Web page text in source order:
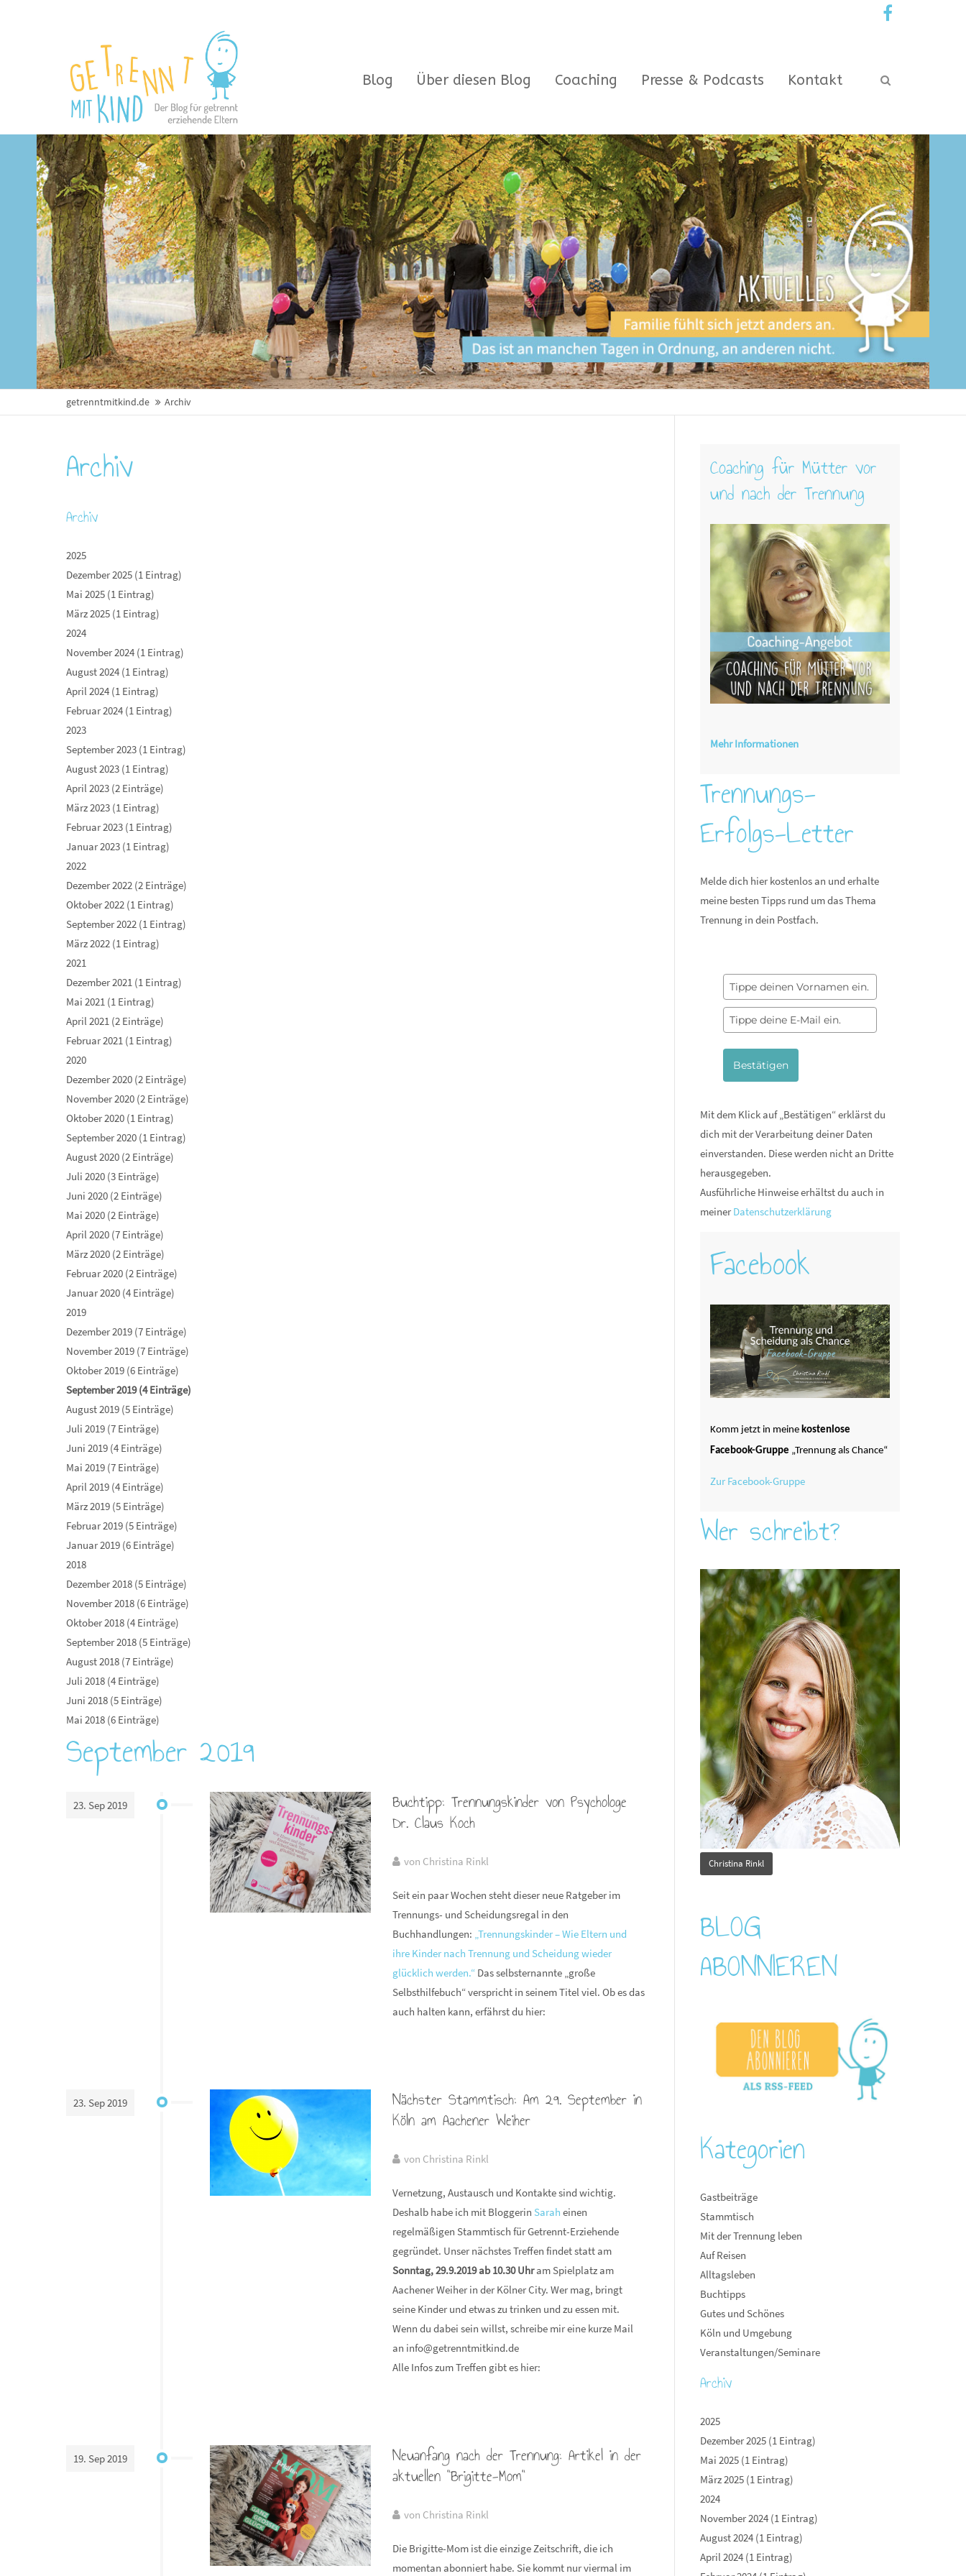
Blog Über diesen Blog Coaching Presse & Podcasts Kontakt
getrenntmitkind.de Archiv
Archiv
Archiv
2025
Dezember 2025 (1 Eintrag)
Mai 2025 (1 Eintrag)
März 2025 (1 Eintrag)
2024
November 2024 (1 Eintrag)
August 2024 (1 Eintrag)
April 2024 (1 Eintrag)
Februar 2024 (1 Eintrag)
2023
September 2023 (1 Eintrag)
August 2023 (1 Eintrag)
April 2023 (2 Einträge)
März 2023 (1 Eintrag)
Februar 2023 (1 Eintrag)
Januar 2023 (1 Eintrag)
2022
Dezember 2022 (2 Einträge)
Oktober 2022 (1 Eintrag)
September 2022 (1 Eintrag)
März 2022 (1 Eintrag)
2021
Dezember 2021 (1 Eintrag)
Mai 2021 (1 Eintrag)
April 2021 (2 Einträge)
Februar 2021 (1 Eintrag)
2020
Dezember 2020 (2 Einträge)
November 2020 (2 Einträge)
Oktober 2020 (1 Eintrag)
September 2020 (1 Eintrag)
August 2020 (2 Einträge)
Juli 2020 (3 Einträge)
Juni 2020 (2 Einträge)
Mai 2020 (2 Einträge)
April 2020 (7 Einträge)
März 2020 (2 Einträge)
Februar 2020 (2 Einträge)
Januar 2020 (4 Einträge)
2019
Dezember 2019 (7 Einträge)
November 2019 (7 Einträge)
Oktober 2019 (6 Einträge)
September 2019 (4 Einträge)
August 2019 (5 Einträge)
Juli 2019 (7 Einträge)
Juni 2019 (4 Einträge)
Mai 2019 (7 Einträge)
April 2019 (4 Einträge)
März 2019 (5 Einträge)
Februar 2019 (5 Einträge)
Januar 2019 (6 Einträge)
2018
Dezember 2018 (5 Einträge)
November 2018 (6 Einträge)
Oktober 2018 (4 Einträge)
September 2018 (5 Einträge)
August 2018 (7 Einträge)
Juli 2018 (4 Einträge)
Juni 2018 (5 Einträge)
Mai 2018 (6 Einträge)
September 2019
23. Sep 2019
Buchtipp: Trennungskinder von Psychologe
Dr. Claus Koch
von Christina Rinkl
Seit ein paar Wochen steht dieser neue Ratgeber im
Trennungs- und Scheidungsregal in den
Buchhandlungen: „Trennungskinder – Wie Eltern und
ihre Kinder nach Trennung und Scheidung wieder
glücklich werden.“ Das selbsternannte „große
Selbsthilfebuch“ verspricht in seinem Titel viel. Ob es das
auch halten kann, erfährst du hier:
23. Sep 2019
Nächster Stammtisch: Am 29. September in
Köln am Aachener Weiher
von Christina Rinkl
Vernetzung, Austausch und Kontakte sind wichtig.
Deshalb habe ich mit Bloggerin Sarah einen
regelmäßigen Stammtisch für Getrennt-Erziehende
gegründet. Unser nächstes Treffen findet statt am
Sonntag, 29.9.2019 ab 10.30 Uhram Spielplatz am
Aachener Weiher in der Kölner City. Wer mag, bringt
seine Kinder und etwas zu trinken und zu essen mit.
Wenn du dabei sein willst, schreibe mir eine kurze Mail
an info@getrenntmitkind.de
Alle Infos zum Treffen gibt es hier:
19. Sep 2019
Neuanfang nach der Trennung: Artikel in der
aktuellen "Brigitte-Mom"
von Christina Rinkl
Die Brigitte-Mom ist die einzige Zeitschrift, die ich
momentan abonniert habe. Sie kommt nur viermal im
Coaching für Mütter vor
und nach der Trennung
Mehr Informationen
Trennungs-
Erfolgs-Letter
Melde dich hier kostenlos an und erhalte
meine besten Tipps rund um das Thema
Trennung in dein Postfach.
Bestätigen
Mit dem Klick auf „Bestätigen“ erklärst du
dich mit der Verarbeitung deiner Daten
einverstanden. Diese werden nicht an Dritte
herausgegeben.
Ausführliche Hinweise erhältst du auch in
meiner Datenschutzerklärung
Facebook
Komm jetzt in meine kostenlose
Facebook-Gruppe „Trennung als Chance“
Zur Facebook-Gruppe
Wer schreibt?
Christina Rinkl
BLOG
ABONNIEREN
Kategorien
Gastbeiträge
Stammtisch
Mit der Trennung leben
Auf Reisen
Alltagsleben
Buchtipps
Gutes und Schönes
Köln und Umgebung
Veranstaltungen/Seminare
Archiv
2025
Dezember 2025 (1 Eintrag)
Mai 2025 (1 Eintrag)
März 2025 (1 Eintrag)
2024
November 2024 (1 Eintrag)
August 2024 (1 Eintrag)
April 2024 (1 Eintrag)